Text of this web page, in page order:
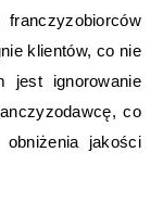
klientów, co nie
jest ignorowanie
co
jakości